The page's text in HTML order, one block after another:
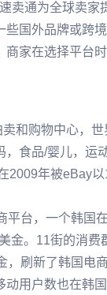
通为全球卖家
国外品牌或跨
家在选择平台
和购物中心，
食品/婴儿，
2009年被eBay
台，一个韩国
金。11街的消
刷新了韩国电
用户数也在韩